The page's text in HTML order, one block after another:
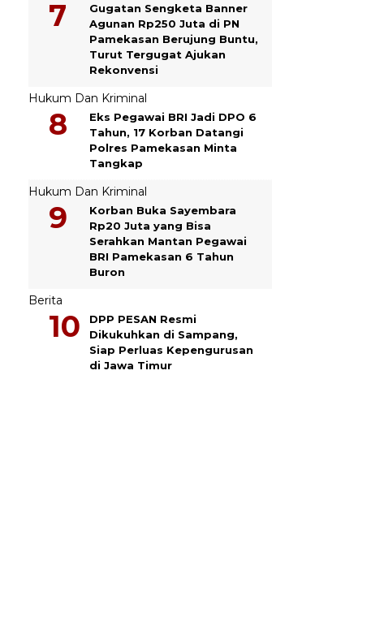
Gugatan Sengketa Banner
Agunan Rp250 Juta di PN
Pamekasan Berujung Buntu,
Turut Tergugat Ajukan
Rekonvensi
Hukum Dan Kriminal
Eks Pegawai BRI Jadi DPO 6
Tahun, 17 Korban Datangi
Polres Pamekasan Minta
Tangkap
Hukum Dan Kriminal
Korban Buka Sayembara
Rp20 Juta yang Bisa
Serahkan Mantan Pegawai
BRI Pamekasan 6 Tahun
Buron
Berita
DPP PESAN Resmi
Dikukuhkan di Sampang,
Siap Perluas Kepengurusan
di Jawa Timur